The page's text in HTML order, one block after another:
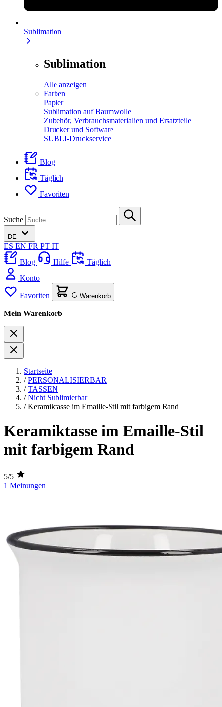
Sublimation
Sublimation
Alle anzeigen
Farben
Papier
Sublimation auf Baumwolle
Zubehör, Verbrauchsmaterialien und Ersatzteile
Drucker und Software
SUBLI-Druckservice
Blog
Täglich
Favoriten
Suche
DE
ES EN FR PT IT
Blog
Hilfe
Täglich
Konto
Favoriten Warenkorb
Mein Warenkorb
Startseite
/ PERSONALISIERBAR
/ TASSEN
/ Nicht Sublimierbar
/ Keramiktasse im Emaille-Stil mit farbigem Rand
Keramiktasse im Emaille-Stil
mit farbigem Rand
5/5
1 Meinungen